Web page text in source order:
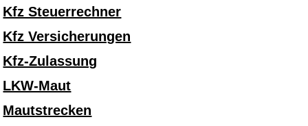
Kfz Steuerrechner
Kfz Versicherungen
Kfz-Zulassung
LKW-Maut
Mautstrecken